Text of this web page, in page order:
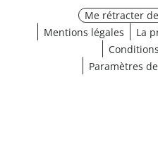
Me rétracter
Mentions légales
La
Paramètres